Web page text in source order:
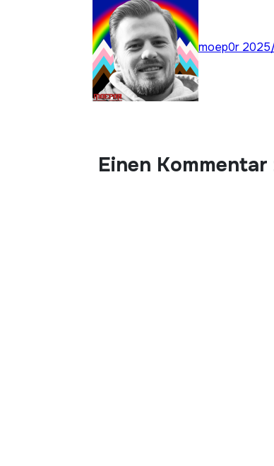
Assistant
moep0r
Einen